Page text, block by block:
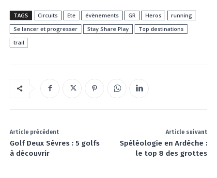
TAGS Circuits Ete évènements GR Heros
running
Se lancer et progresser
Stay Share Play
Top destinations
trail
Article précédent
Golf Deux Sèvres : 5 golfs
à découvrir
Article suivant
Spéléologie en Ardèche :
le top 8 des grottes